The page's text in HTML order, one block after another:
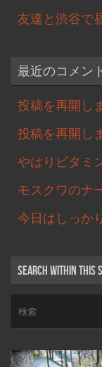
友達と渋谷で
最近のコメン
投稿を再開し
投稿を再開し
やはりビタミ
モスクワのナ
今日はしっか
Search within this